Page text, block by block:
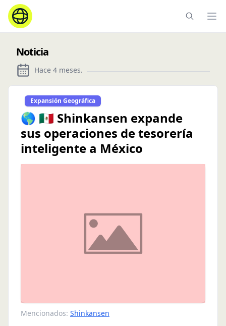
Noticia
Hace 4 meses.
Expansión Geográfica
🌎 🇲🇽 Shinkansen expande
sus operaciones de tesorería
inteligente a México
Mencionados: Shinkansen